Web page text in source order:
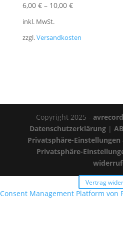
6,00 €– 10,00 €
inkl. MwSt.
zzgl.Versandkosten
Copyright 2025 -
Datenschutzerklärung|
Privatsphäre-Einstellungen
Privatsphäre-
Vertrag
Consent Management Platform von